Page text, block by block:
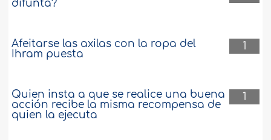
difunta?
1
Afeitarse las axilas con la ropa del
Ihram puesta
1
Quien insta a que se realice una buena
acción recibe la misma recompensa de
quien la ejecuta